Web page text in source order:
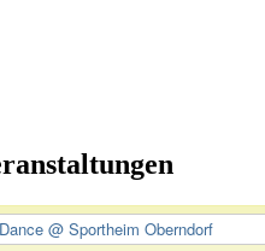
@ Sportheim Oberndorf